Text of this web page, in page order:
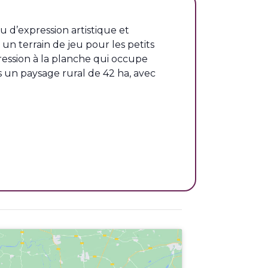
d’expression artistique et
un terrain de jeu pour les petits
à la planche qui occupe
paysage rural de 42 ha, avec